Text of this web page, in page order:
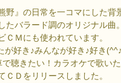
野』の日常を一コマにした背
たバラード調のオリジナル曲
ＣＭにも使われています。
が好き♪みんなが好き♪好き
聴きたい！カラオケで歌い
ＣＤをリリースしました。